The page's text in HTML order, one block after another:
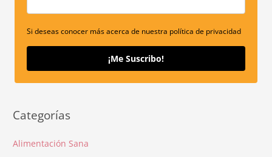
Si deseas conocer más acerca de nuestra política de privacidad
¡Me Suscribo!
Categorías
Alimentación Sana